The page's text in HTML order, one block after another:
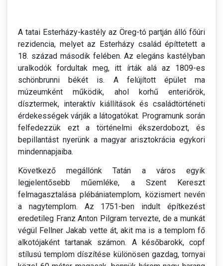
A tatai Esterházy-kastély az Öreg-tó partján álló főúri
rezidencia, melyet az Esterházy család építtetett a
18. század második felében. Az elegáns kastélyban
uralkodók fordultak meg, itt írták alá az 1809-es
schönbrunni békét is. A felújított épület ma
múzeumként működik, ahol korhű enteriőrök,
dísztermek, interaktív kiállítások és családtörténeti
érdekességek várják a látogatókat. Programunk során
felfedezzük ezt a történelmi ékszerdobozt, és
bepillantást nyerünk a magyar arisztokrácia egykori
mindennapjaiba.
Következő megállónk Tatán a város egyik
legjelentősebb műemléke, a Szent Kereszt
felmagasztalása plébániatemplom, közismert nevén
a nagytemplom. Az 1751-ben indult építkezést
eredetileg Franz Anton Pilgram tervezte, de a munkát
végül Fellner Jakab vette át, akit ma is a templom fő
alkotójaként tartanak számon. A későbarokk, copf
stílusú templom díszítése különösen gazdag, tornyai